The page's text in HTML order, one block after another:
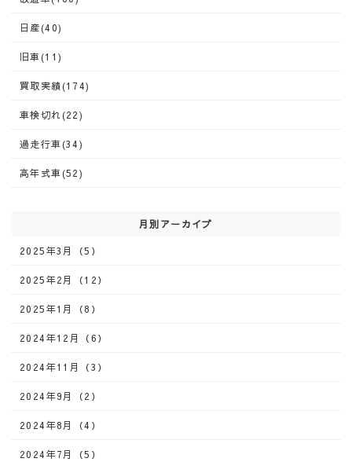
日産(40)
旧車(11)
買取実績(174)
車検切れ(22)
過走行車(34)
高年式車(52)
月別アーカイブ
2025年3月（5）
2025年2月（12）
2025年1月（8）
2024年12月（6）
2024年11月（3）
2024年9月（2）
2024年8月（4）
2024年7月（5）